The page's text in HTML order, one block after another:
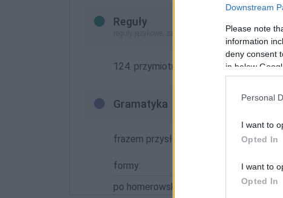
Downstream
Please note
information
deny consent
in below
Personal
I want to
Opted In
I want to
Opted In
Reguły
reguły językowe, zasady pisowni (nowe opracowanie
124. przymiotniki i przysłówki:
Gramatyka
frazem przysłówkowy
formy:
po homerowsku